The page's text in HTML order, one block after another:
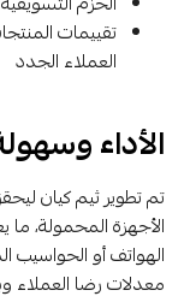
تقييمات
العملاء الجدد
الأداء
تم تطوير ثيم كيان
الأجهزة المحمولة،
الهواتف أو الحواسيب
معدلات رضا العملاء